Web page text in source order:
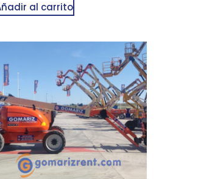
al carrito